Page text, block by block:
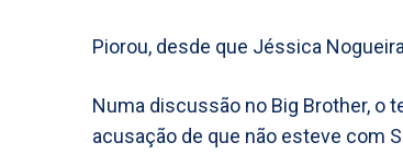
Piorou, desde que Jéssica
Numa discussão no Big Brother, o
acusação de que não esteve com